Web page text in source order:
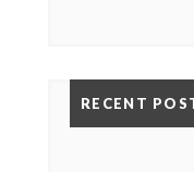
RECENT